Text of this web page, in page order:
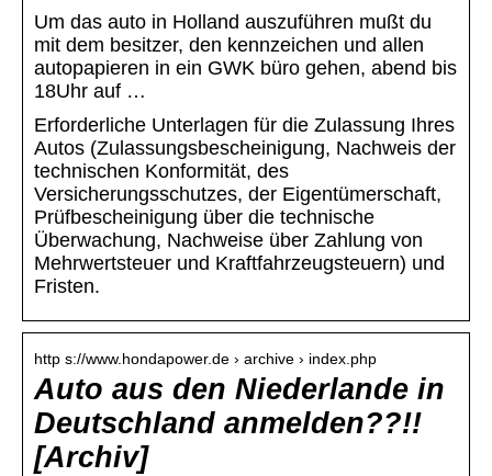
Um das auto in Holland auszuführen mußt du
mit dem besitzer, den kennzeichen und allen
autopapieren in ein GWK büro gehen, abend bis
18Uhr auf …
Erforderliche Unterlagen für die Zulassung Ihres
Autos (Zulassungsbescheinigung, Nachweis der
technischen Konformität, des
Versicherungsschutzes, der Eigentümerschaft,
Prüfbescheinigung über die technische
Überwachung, Nachweise über Zahlung von
Mehrwertsteuer und Kraftfahrzeugsteuern) und
Fristen.
http s://www.hondapower.de › archive › index.php
Auto aus den Niederlande in
Deutschland anmelden??!!
[Archiv]